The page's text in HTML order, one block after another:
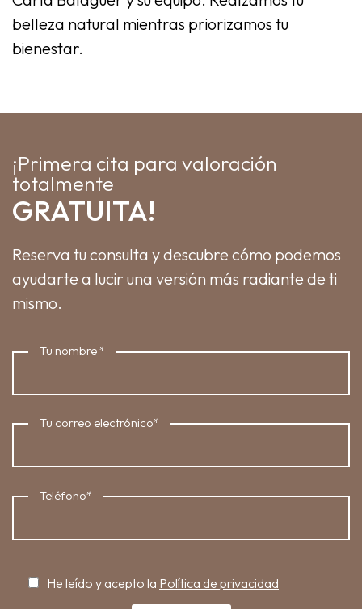
belleza natural mientras priorizamos tu
bienestar.
Tu nombre*
Tu correo electrónico*
Teléfono*
He leído y acepto la Política de privacidad
¡Primera cita para valoración
totalmente
GRATUITA!
Reserva tu consulta y descubre cómo podemos
ayudarte a lucir una versión más radiante de ti
mismo.